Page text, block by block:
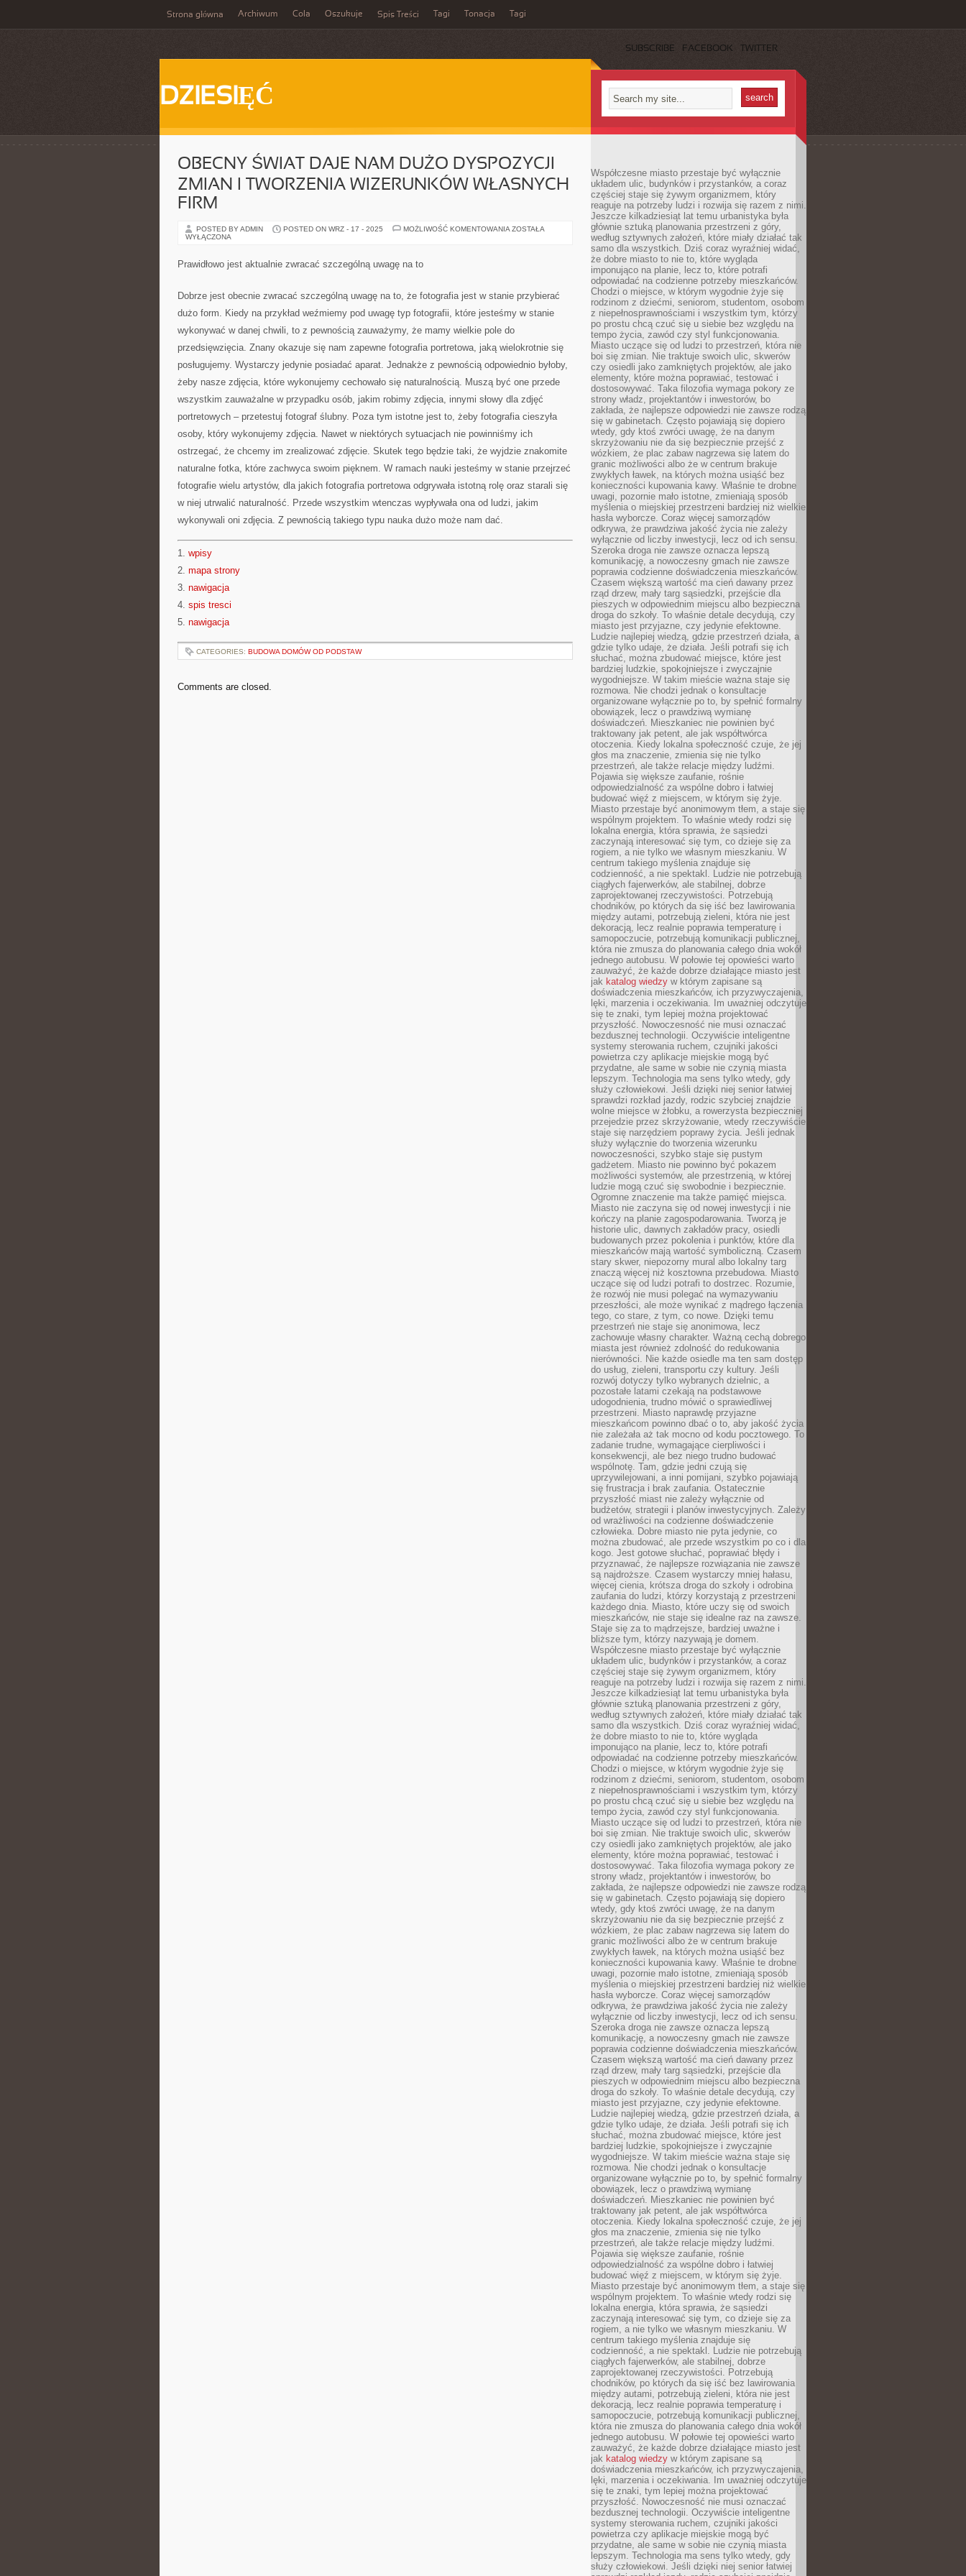
Strona główna Archiwum Cola Oszukuje Spis Treści Tagi Tonacja Tagi
SUBSCRIBE FACEBOOK TWITTER
DZIESIĘĆ
OBECNY ŚWIAT DAJE NAM DUŻO DYSPOZYCJI
ZMIAN I TWORZENIA WIZERUNKÓW WŁASNYCH
FIRM
POSTED BY ADMIN POSTED ON WRZ - 17 - 2025 MOŻLIWOŚĆ KOMENTOWANIA OBECNY
TWORZENIA
WIZERUNKÓW
FIRM
ZOSTAŁA
WYŁĄCZONA
Prawidłowo jest aktualnie zwracać szczególną uwagę na to
Dobrze jest obecnie zwracać szczególną uwagę na to, że fotografia jest w stanie przybierać
dużo form. Kiedy na przykład weźmiemy pod uwagę typ fotografii, które jesteśmy w stanie
wykonywać w danej chwili, to z pewnością zauważymy, że mamy wielkie pole do
przedsięwzięcia. Znany okazuje się nam zapewne fotografia portretowa, jaką wielokrotnie się
posługujemy. Wystarczy jedynie posiadać aparat. Jednakże z pewnością odpowiednio byłoby,
żeby nasze zdjęcia, które wykonujemy cechowało się naturalnością. Muszą być one przede
wszystkim zauważalne w przypadku osób, jakim robimy zdjęcia, innymi słowy dla zdjęć
portretowych – przetestuj fotograf ślubny. Poza tym istotne jest to, żeby fotografia cieszyła
osoby, który wykonujemy zdjęcia. Nawet w niektórych sytuacjach nie powinniśmy ich
ostrzegać, że chcemy im zrealizować zdjęcie. Skutek tego będzie taki, że wyjdzie znakomite
naturalne fotka, które zachwyca swoim pięknem. W ramach nauki jesteśmy w stanie przejrzeć
fotografie wielu artystów, dla jakich fotografia portretowa odgrywała istotną rolę oraz starali się
w niej utrwalić naturalność. Przede wszystkim wtenczas wypływała ona od ludzi, jakim
wykonywali oni zdjęcia. Z pewnością takiego typu nauka dużo może nam dać.
1. wpisy
2. mapa strony
3. nawigacja
4. spis tresci
5. nawigacja
CATEGORIES: BUDOWA DOMÓW OD PODSTAW
Comments are closed.
Współczesne miasto przestaje być wyłącznie
układem ulic, budynków i przystanków, a coraz
częściej staje się żywym organizmem, który
reaguje na potrzeby ludzi i rozwija się razem z nimi.
Jeszcze kilkadziesiąt lat temu urbanistyka była
głównie sztuką planowania przestrzeni z góry,
według sztywnych założeń, które miały działać tak
samo dla wszystkich. Dziś coraz wyraźniej widać,
że dobre miasto to nie to, które wygląda
imponująco na planie, lecz to, które potrafi
odpowiadać na codzienne potrzeby mieszkańców.
Chodzi o miejsce, w którym wygodnie żyje się
rodzinom z dziećmi, seniorom, studentom, osobom
z niepełnosprawnościami i wszystkim tym, którzy
po prostu chcą czuć się u siebie bez względu na
tempo życia, zawód czy styl funkcjonowania.
Miasto uczące się od ludzi to przestrzeń, która nie
boi się zmian. Nie traktuje swoich ulic, skwerów
czy osiedli jako zamkniętych projektów, ale jako
elementy, które można poprawiać, testować i
dostosowywać. Taka filozofia wymaga pokory ze
strony władz, projektantów i inwestorów, bo
zakłada, że najlepsze odpowiedzi nie zawsze rodzą
się w gabinetach. Często pojawiają się dopiero
wtedy, gdy ktoś zwróci uwagę, że na danym
skrzyżowaniu nie da się bezpiecznie przejść z
wózkiem, że plac zabaw nagrzewa się latem do
granic możliwości albo że w centrum brakuje
zwykłych ławek, na których można usiąść bez
konieczności kupowania kawy. Właśnie te drobne
uwagi, pozornie mało istotne, zmieniają sposób
myślenia o miejskiej przestrzeni bardziej niż wielkie
hasła wyborcze. Coraz więcej samorządów
odkrywa, że prawdziwa jakość życia nie zależy
wyłącznie od liczby inwestycji, lecz od ich sensu.
Szeroka droga nie zawsze oznacza lepszą
komunikację, a nowoczesny gmach nie zawsze
poprawia codzienne doświadczenia mieszkańców.
Czasem większą wartość ma cień dawany przez
rząd drzew, mały targ sąsiedzki, przejście dla
pieszych w odpowiednim miejscu albo bezpieczna
droga do szkoły. To właśnie detale decydują, czy
miasto jest przyjazne, czy jedynie efektowne.
Ludzie najlepiej wiedzą, gdzie przestrzeń działa, a
gdzie tylko udaje, że działa. Jeśli potrafi się ich
słuchać, można zbudować miejsce, które jest
bardziej ludzkie, spokojniejsze i zwyczajnie
wygodniejsze. W takim mieście ważna staje się
rozmowa. Nie chodzi jednak o konsultacje
organizowane wyłącznie po to, by spełnić formalny
obowiązek, lecz o prawdziwą wymianę
doświadczeń. Mieszkaniec nie powinien być
traktowany jak petent, ale jak współtwórca
otoczenia. Kiedy lokalna społeczność czuje, że jej
głos ma znaczenie, zmienia się nie tylko
przestrzeń, ale także relacje między ludźmi.
Pojawia się większe zaufanie, rośnie
odpowiedzialność za wspólne dobro i łatwiej
budować więź z miejscem, w którym się żyje.
Miasto przestaje być anonimowym tłem, a staje się
wspólnym projektem. To właśnie wtedy rodzi się
lokalna energia, która sprawia, że sąsiedzi
zaczynają interesować się tym, co dzieje się za
rogiem, a nie tylko we własnym mieszkaniu. W
centrum takiego myślenia znajduje się
codzienność, a nie spektakl. Ludzie nie potrzebują
ciągłych fajerwerków, ale stabilnej, dobrze
zaprojektowanej rzeczywistości. Potrzebują
chodników, po których da się iść bez lawirowania
między autami, potrzebują zieleni, która nie jest
dekoracją, lecz realnie poprawia temperaturę i
samopoczucie, potrzebują komunikacji publicznej,
która nie zmusza do planowania całego dnia wokół
jednego autobusu. W połowie tej opowieści warto
zauważyć, że każde dobrze działające miasto jest
jak katalog wiedzy w którym zapisane są
doświadczenia mieszkańców, ich przyzwyczajenia,
lęki, marzenia i oczekiwania. Im uważniej odczytuje
się te znaki, tym lepiej można projektować
przyszłość. Nowoczesność nie musi oznaczać
bezdusznej technologii. Oczywiście inteligentne
systemy sterowania ruchem, czujniki jakości
powietrza czy aplikacje miejskie mogą być
przydatne, ale same w sobie nie czynią miasta
lepszym. Technologia ma sens tylko wtedy, gdy
służy człowiekowi. Jeśli dzięki niej senior łatwiej
sprawdzi rozkład jazdy, rodzic szybciej znajdzie
wolne miejsce w żłobku, a rowerzysta bezpieczniej
przejedzie przez skrzyżowanie, wtedy rzeczywiście
staje się narzędziem poprawy życia. Jeśli jednak
służy wyłącznie do tworzenia wizerunku
nowoczesności, szybko staje się pustym
gadżetem. Miasto nie powinno być pokazem
możliwości systemów, ale przestrzenią, w której
ludzie mogą czuć się swobodnie i bezpiecznie.
Ogromne znaczenie ma także pamięć miejsca.
Miasto nie zaczyna się od nowej inwestycji i nie
kończy na planie zagospodarowania. Tworzą je
historie ulic, dawnych zakładów pracy, osiedli
budowanych przez pokolenia i punktów, które dla
mieszkańców mają wartość symboliczną. Czasem
stary skwer, niepozorny mural albo lokalny targ
znaczą więcej niż kosztowna przebudowa. Miasto
uczące się od ludzi potrafi to dostrzec. Rozumie,
że rozwój nie musi polegać na wymazywaniu
przeszłości, ale może wynikać z mądrego łączenia
tego, co stare, z tym, co nowe. Dzięki temu
przestrzeń nie staje się anonimowa, lecz
zachowuje własny charakter. Ważną cechą dobrego
miasta jest również zdolność do redukowania
nierówności. Nie każde osiedle ma ten sam dostęp
do usług, zieleni, transportu czy kultury. Jeśli
rozwój dotyczy tylko wybranych dzielnic, a
pozostałe latami czekają na podstawowe
udogodnienia, trudno mówić o sprawiedliwej
przestrzeni. Miasto naprawdę przyjazne
mieszkańcom powinno dbać o to, aby jakość życia
nie zależała aż tak mocno od kodu pocztowego. To
zadanie trudne, wymagające cierpliwości i
konsekwencji, ale bez niego trudno budować
wspólnotę. Tam, gdzie jedni czują się
uprzywilejowani, a inni pomijani, szybko pojawiają
się frustracja i brak zaufania. Ostatecznie
przyszłość miast nie zależy wyłącznie od
budżetów, strategii i planów inwestycyjnych. Zależy
od wrażliwości na codzienne doświadczenie
człowieka. Dobre miasto nie pyta jedynie, co
można zbudować, ale przede wszystkim po co i dla
kogo. Jest gotowe słuchać, poprawiać błędy i
przyznawać, że najlepsze rozwiązania nie zawsze
są najdroższe. Czasem wystarczy mniej hałasu,
więcej cienia, krótsza droga do szkoły i odrobina
zaufania do ludzi, którzy korzystają z przestrzeni
każdego dnia. Miasto, które uczy się od swoich
mieszkańców, nie staje się idealne raz na zawsze.
Staje się za to mądrzejsze, bardziej uważne i
bliższe tym, którzy nazywają je domem.
Współczesne miasto przestaje być wyłącznie
układem ulic, budynków i przystanków, a coraz
częściej staje się żywym organizmem, który
reaguje na potrzeby ludzi i rozwija się razem z nimi.
Jeszcze kilkadziesiąt lat temu urbanistyka była
głównie sztuką planowania przestrzeni z góry,
według sztywnych założeń, które miały działać tak
samo dla wszystkich. Dziś coraz wyraźniej widać,
że dobre miasto to nie to, które wygląda
imponująco na planie, lecz to, które potrafi
odpowiadać na codzienne potrzeby mieszkańców.
Chodzi o miejsce, w którym wygodnie żyje się
rodzinom z dziećmi, seniorom, studentom, osobom
z niepełnosprawnościami i wszystkim tym, którzy
po prostu chcą czuć się u siebie bez względu na
tempo życia, zawód czy styl funkcjonowania.
Miasto uczące się od ludzi to przestrzeń, która nie
boi się zmian. Nie traktuje swoich ulic, skwerów
czy osiedli jako zamkniętych projektów, ale jako
elementy, które można poprawiać, testować i
dostosowywać. Taka filozofia wymaga pokory ze
strony władz, projektantów i inwestorów, bo
zakłada, że najlepsze odpowiedzi nie zawsze rodzą
się w gabinetach. Często pojawiają się dopiero
wtedy, gdy ktoś zwróci uwagę, że na danym
skrzyżowaniu nie da się bezpiecznie przejść z
wózkiem, że plac zabaw nagrzewa się latem do
granic możliwości albo że w centrum brakuje
zwykłych ławek, na których można usiąść bez
konieczności kupowania kawy. Właśnie te drobne
uwagi, pozornie mało istotne, zmieniają sposób
myślenia o miejskiej przestrzeni bardziej niż wielkie
hasła wyborcze. Coraz więcej samorządów
odkrywa, że prawdziwa jakość życia nie zależy
wyłącznie od liczby inwestycji, lecz od ich sensu.
Szeroka droga nie zawsze oznacza lepszą
komunikację, a nowoczesny gmach nie zawsze
poprawia codzienne doświadczenia mieszkańców.
Czasem większą wartość ma cień dawany przez
rząd drzew, mały targ sąsiedzki, przejście dla
pieszych w odpowiednim miejscu albo bezpieczna
droga do szkoły. To właśnie detale decydują, czy
miasto jest przyjazne, czy jedynie efektowne.
Ludzie najlepiej wiedzą, gdzie przestrzeń działa, a
gdzie tylko udaje, że działa. Jeśli potrafi się ich
słuchać, można zbudować miejsce, które jest
bardziej ludzkie, spokojniejsze i zwyczajnie
wygodniejsze. W takim mieście ważna staje się
rozmowa. Nie chodzi jednak o konsultacje
organizowane wyłącznie po to, by spełnić formalny
obowiązek, lecz o prawdziwą wymianę
doświadczeń. Mieszkaniec nie powinien być
traktowany jak petent, ale jak współtwórca
otoczenia. Kiedy lokalna społeczność czuje, że jej
głos ma znaczenie, zmienia się nie tylko
przestrzeń, ale także relacje między ludźmi.
Pojawia się większe zaufanie, rośnie
odpowiedzialność za wspólne dobro i łatwiej
budować więź z miejscem, w którym się żyje.
Miasto przestaje być anonimowym tłem, a staje się
wspólnym projektem. To właśnie wtedy rodzi się
lokalna energia, która sprawia, że sąsiedzi
zaczynają interesować się tym, co dzieje się za
rogiem, a nie tylko we własnym mieszkaniu. W
centrum takiego myślenia znajduje się
codzienność, a nie spektakl. Ludzie nie potrzebują
ciągłych fajerwerków, ale stabilnej, dobrze
zaprojektowanej rzeczywistości. Potrzebują
chodników, po których da się iść bez lawirowania
między autami, potrzebują zieleni, która nie jest
dekoracją, lecz realnie poprawia temperaturę i
samopoczucie, potrzebują komunikacji publicznej,
która nie zmusza do planowania całego dnia wokół
jednego autobusu. W połowie tej opowieści warto
zauważyć, że każde dobrze działające miasto jest
jak katalog wiedzy w którym zapisane są
doświadczenia mieszkańców, ich przyzwyczajenia,
lęki, marzenia i oczekiwania. Im uważniej odczytuje
się te znaki, tym lepiej można projektować
przyszłość. Nowoczesność nie musi oznaczać
bezdusznej technologii. Oczywiście inteligentne
systemy sterowania ruchem, czujniki jakości
powietrza czy aplikacje miejskie mogą być
przydatne, ale same w sobie nie czynią miasta
lepszym. Technologia ma sens tylko wtedy, gdy
służy człowiekowi. Jeśli dzięki niej senior łatwiej